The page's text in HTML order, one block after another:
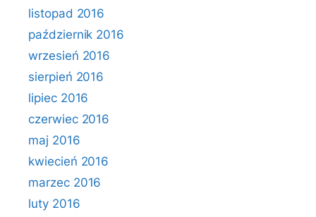
listopad 2016
październik 2016
wrzesień 2016
sierpień 2016
lipiec 2016
czerwiec 2016
maj 2016
kwiecień 2016
marzec 2016
luty 2016